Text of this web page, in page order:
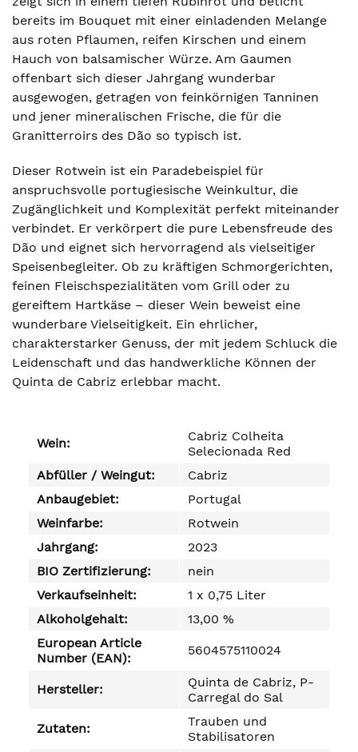
bereits im Bouquet mit einer einladenden Melange
aus roten Pflaumen, reifen Kirschen und einem
Hauch von balsamischer Würze. Am Gaumen
offenbart sich dieser Jahrgang wunderbar
ausgewogen, getragen von feinkörnigen Tanninen
und jener mineralischen Frische, die für die
Granitterroirs des Dão so typisch ist.
Dieser Rotwein ist ein Paradebeispiel für
anspruchsvolle portugiesische Weinkultur, die
Zugänglichkeit und Komplexität perfekt miteinander
verbindet. Er verkörpert die pure Lebensfreude des
Dão und eignet sich hervorragend als vielseitiger
Speisenbegleiter. Ob zu kräftigen Schmorgerichten,
feinen Fleischspezialitäten vom Grill oder zu
gereiftem Hartkäse – dieser Wein beweist eine
wunderbare Vielseitigkeit. Ein ehrlicher,
charakterstarker Genuss, der mit jedem Schluck die
Leidenschaft und das handwerkliche Können der
Quinta de Cabriz erlebbar macht.
Wein:
Cabriz Colheita
Selecionada Red
Abfüller / Weingut:
Cabriz
Anbaugebiet:
Portugal
Weinfarbe:
Rotwein
Jahrgang:
2023
BIO Zertifizierung:
nein
Verkaufseinheit:
1 x 0,75 Liter
Alkoholgehalt:
13,00 %
European Article
Number (EAN):
5604575110024
Hersteller:
Quinta de Cabriz, P-
Carregal do Sal
Zutaten:
Trauben und
Stabilisatoren